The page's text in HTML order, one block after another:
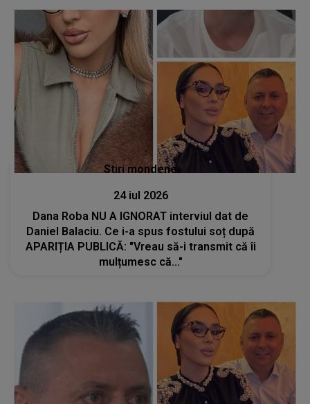
să..."
Stiri mondene
24 iul 2026
Dana Roba NU A IGNORAT interviul dat de
Daniel Balaciu. Ce i-a spus fostului soț după
APARIȚIA PUBLICĂ: "Vreau să-i transmit că îi
mulțumesc că..."